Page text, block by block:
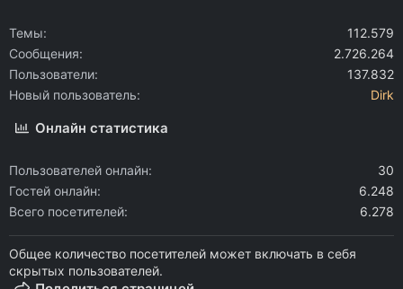
Темы
112.579
Сообщения
2.726.264
Пользователи
137.832
Новый пользователь
Dirk
Онлайн статистика
Пользователей онлайн
30
Гостей онлайн
6.248
Всего посетителей
6.278
Общее количество посетителей может включать в себя
скрытых пользователей.